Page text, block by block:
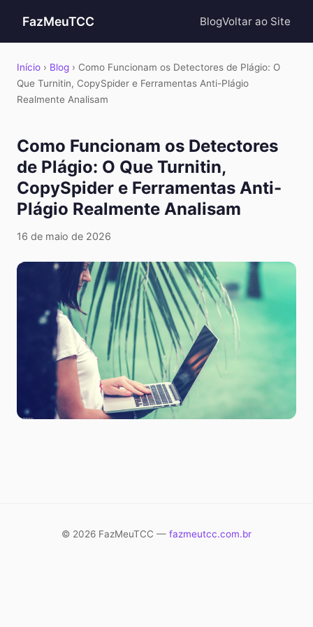
FazMeuTCC BlogVoltar ao Site
Início › Blog › Como Funcionam os Detectores de Plágio: O
Que Turnitin, CopySpider e Ferramentas Anti-Plágio
Realmente Analisam
Como Funcionam os Detectores
de Plágio: O Que Turnitin,
CopySpider e Ferramentas Anti-
Plágio Realmente Analisam
16 de maio de 2026
© 2026 FazMeuTCC — fazmeutcc.com.br